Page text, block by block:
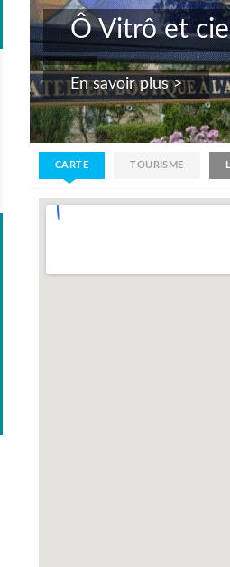
Ô Vitrô et cie
En savoir plus >
CARTE TOURISME